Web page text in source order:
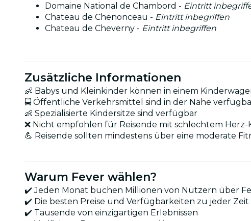
Domaine National de Chambord - Eintritt
Chateau de Chenonceau - Eintritt inbegriffen
Chateau de Cheverny - Eintritt inbegriffen
Zusätzliche Informationen
👶 Babys und Kleinkinder können in einem
🚍 Öffentliche Verkehrsmittel sind in der Nähe
👶 Spezialisierte Kindersitze sind verfügbar
❌ Nicht empfohlen für Reisende mit schlechtem
💪 Reisende sollten mindestens über eine moderate
Warum Fever wählen?
✔️ Jeden Monat buchen Millionen von Nutzern über
✔️ Die besten Preise und Verfügbarkeiten zu jeder Zeit
✔️ Tausende von einzigartigen Erlebnissen